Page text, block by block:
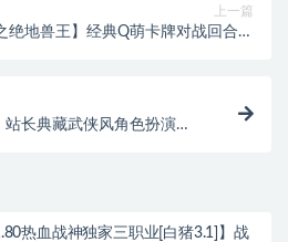
上一篇
绝地兽王】经典Q萌卡牌对战回合手
长典藏武侠风角色扮演类
热血战神独家三职业[白猪3.1]】战